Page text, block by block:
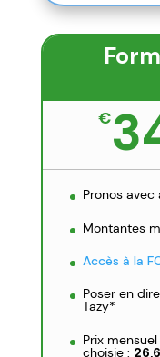
€
Pronos avec
Montantes
Accès à la
Poser en
Tazy*
Prix
choisie :